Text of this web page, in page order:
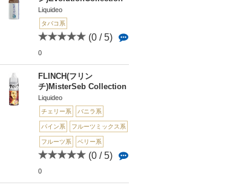
Liquideo
タバコ系
(0 / 5)
0
FLINCH(フリン
チ)MisterSeb Collection
Liquideo
チェリー系 バニラ系
パイン系 フルーツミックス系
フルーツ系 ベリー系
(0 / 5)
0